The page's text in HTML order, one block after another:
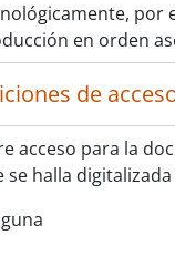
por
en orden
de
acceso para la
se halla digitalizada